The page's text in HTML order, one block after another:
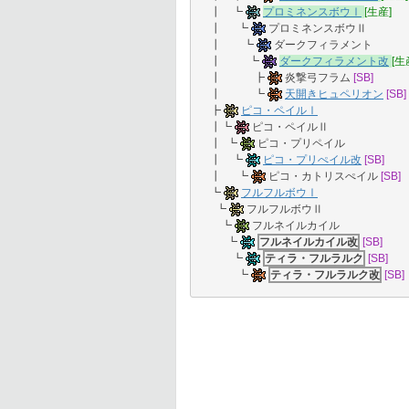
┃ ┗
プロミネンスボウⅠ
[生産]
┃ ┗
プロミネンスボウⅡ
┃ ┗
ダークフィラメント
┃ ┗
ダークフィラメント改 [生
┃ ┣
炎撃弓フラム [SB]
┃ ┗
天開きヒュペリオン [SB]
┣
ピコ・ペイルⅠ
┃┗
ピコ・ペイルⅡ
┃ ┗
ピコ・プリペイル
┃ ┗
ピコ・プリぺイル改 [SB]
┃ ┗
ピコ・カトリスぺイル [SB]
┗
フルフルボウⅠ
┗
フルフルボウⅡ
┗
フルネイルカイル
┗
フルネイルカイル改 [SB]
┗
ティラ・フルラルク [SB]
┗
ティラ・フルラルク改 [SB]